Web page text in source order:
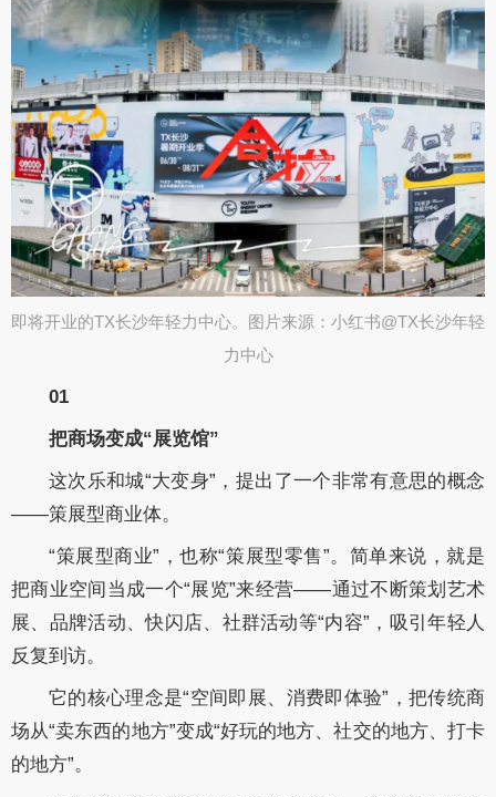
即将开业的TX长沙年轻力中心。图片来源：小红书@TX长沙年轻
力中心​
01
把商场变成“展览馆”
这次乐和城“大变身”，提出了一个非常有意思的概念
——策展型商业体。
“策展型商业”，也称“策展型零售”。简单来说，就是
把商业空间当成一个“展览”来经营——通过不断策划艺术
展、品牌活动、快闪店、社群活动等“内容”，吸引年轻人
反复到访。
它的核心理念是“空间即展、消费即体验”，把传统商
场从“卖东西的地方”变成“好玩的地方、社交的地方、打卡
的地方”。